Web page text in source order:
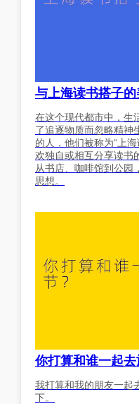
与上海读书搭子
在这个现代都市中，生
了追逐物质而忽略精神
的人，他们被称为“上
欢独自或相互分享读书
从书店、咖啡馆到公园
思想。
你打算和谁一起去
我打算和我的朋友一起
下。